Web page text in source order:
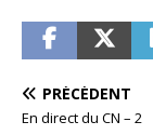
PRÉCÉDENT
En direct du CN – 2